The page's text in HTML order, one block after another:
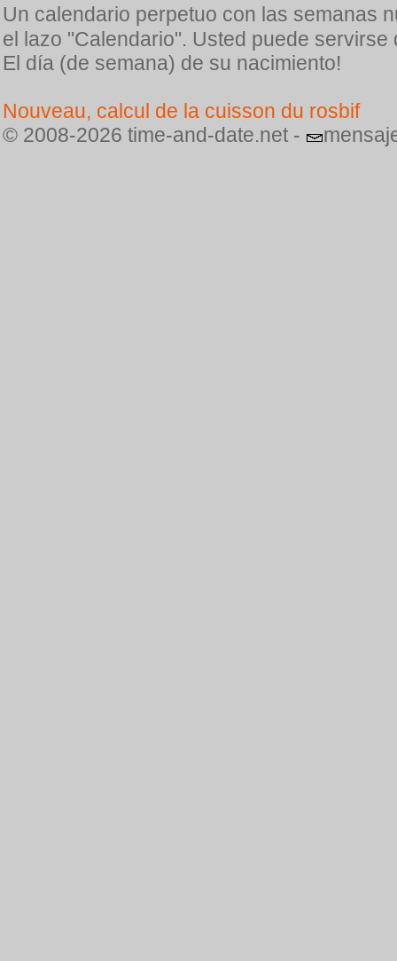
Un calendario perpetuo con las semanas
el lazo "Calendario". Usted puede
El día (de semana) de su nacimiento!
Nouveau, calcul de la cuisson du rosbif
© 2008-2026 time-and-date.net -